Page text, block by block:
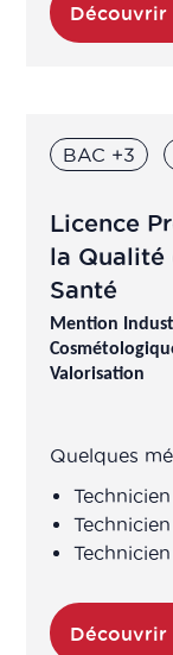
Chargé
Chargé
Chargé
Chargé
Chargé
Chargé
Découvrir
BAC +3
Licence
la Qualité
Santé
Mention
Valorisation
Quelques
Découvrir